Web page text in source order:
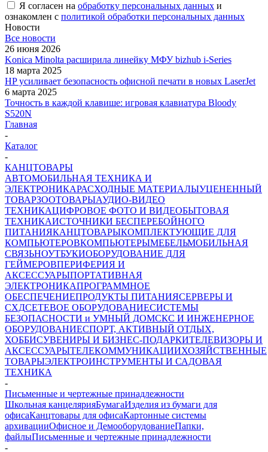
Я согласен на обработку персональных данных и
ознакомлен с политикой обработки персональных данных
Новости
Все новости
26 июня 2026
Konica Minolta расширила линейку МФУ bizhub i-Series
18 марта 2025
HP усиливает безопасность офисной печати в новых LaserJet
6 марта 2025
Точность в каждой клавише: игровая клавиатура Bloody
S520N
Главная
-
Каталог
-
КАНЦТОВАРЫ
АВТОМОБИЛЬНАЯ ТЕХНИКА И
ЭЛЕКТРОНИКАРАСХОДНЫЕ МАТЕРИАЛЫУЦЕНЕННЫЙ
ТОВАРЗООТОВАРЫАУДИО-ВИДЕО
ТЕХНИКАЦИФРОВОЕ ФОТО И ВИДЕОБЫТОВАЯ
ТЕХНИКАИСТОЧНИКИ БЕСПЕРЕБОЙНОГО
ПИТАНИЯКАНЦТОВАРЫКОМПЛЕКТУЮЩИЕ ДЛЯ
КОМПЬЮТЕРОВКОМПЬЮТЕРЫМЕБЕЛЬМОБИЛЬНАЯ
СВЯЗЬНОУТБУКИОБОРУДОВАНИЕ ДЛЯ
ГЕЙМЕРОВПЕРИФЕРИЯ И
АКСЕССУАРЫПОРТАТИВНАЯ
ЭЛЕКТРОНИКАПРОГРАММНОЕ
ОБЕСПЕЧЕНИЕПРОДУКТЫ ПИТАНИЯСЕРВЕРЫ И
СХДСЕТЕВОЕ ОБОРУДОВАНИЕСИСТЕМЫ
БЕЗОПАСНОСТИ и УМНЫЙ ДОМСКС И ИНЖЕНЕРНОЕ
ОБОРУДОВАНИЕСПОРТ, АКТИВНЫЙ ОТДЫХ,
ХОББИСУВЕНИРЫ И БИЗНЕС-ПОДАРКИТЕЛЕВИЗОРЫ И
АКСЕССУАРЫТЕЛЕКОММУНИКАЦИИХОЗЯЙСТВЕННЫЕ
ТОВАРЫЭЛЕКТРОИНСТРУМЕНТЫ И САДОВАЯ
ТЕХНИКА
-
Письменные и чертежные принадлежности
Школьная канцелярияБумагаИзделия из бумаги для
офисаКанцтовары для офисаКартонные системы
архивацииОфисное и ДемооборудованиеПапки,
файлыПисьменные и чертежные принадлежности
-